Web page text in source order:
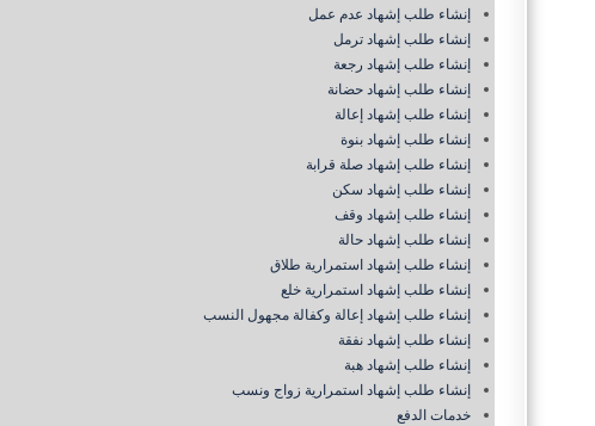
إنشاء طلب إشهاد عدم عمل
إنشاء طلب إشهاد ترمل
إنشاء طلب إشهاد رجعة
إنشاء طلب إشهاد حضانة
إنشاء طلب إشهاد إعالة
إنشاء طلب إشهاد بنوة
إنشاء طلب إشهاد صلة قرابة
إنشاء طلب إشهاد سكن
إنشاء طلب إشهاد وقف
إنشاء طلب إشهاد حالة
إنشاء طلب إشهاد استمرارية طلاق
إنشاء طلب إشهاد استمرارية خلع
إنشاء طلب إشهاد إعالة وكفالة مجهول النسب
إنشاء طلب إشهاد نفقة
إنشاء طلب إشهاد هبة
إنشاء طلب إشهاد استمرارية زواج ونسب
خدمات الدفع